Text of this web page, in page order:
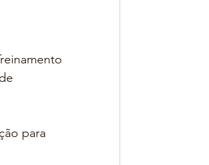
para